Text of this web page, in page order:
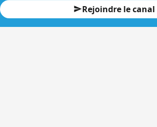
Rejoindre le canal